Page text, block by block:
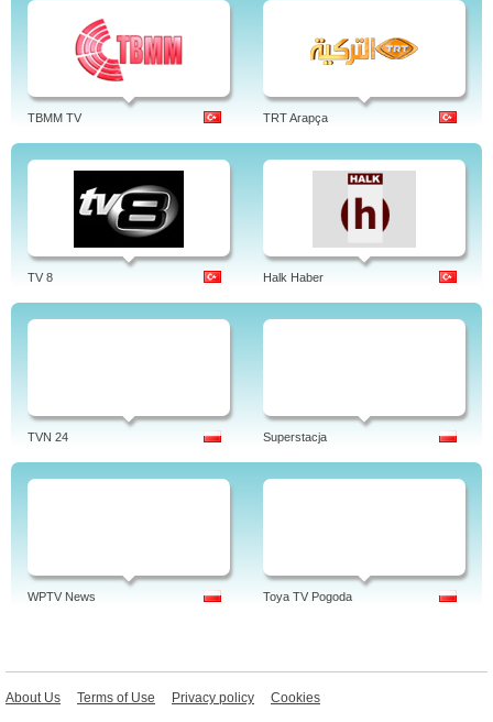
TBMM TV TRT Arapça
TV 8 Halk Haber
TVN 24 Superstacja
WPTV News Toya TV Pogoda
About Us Terms of Use Privacy policy Cookies